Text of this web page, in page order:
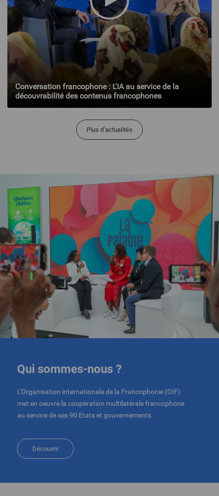
Conversation francophone : L'IA au service de la
découvrabilité des contenus francophones
Plus d’actualités
Qui sommes-nous ?
L'Organisation internationale de la Francophonie (OIF)
met en oeuvre la coopération multilatérale francophone
au service de ses 90 Etats et gouvernements.
Découvrir